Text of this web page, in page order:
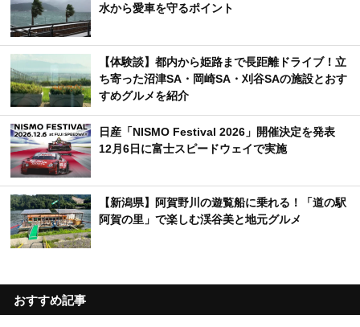
水から愛車を守るポイント
【体験談】都内から姫路まで長距離ドライブ！立
ち寄った沼津SA・岡崎SA・刈谷SAの施設とおす
すめグルメを紹介
日産「NISMO Festival 2026」開催決定を発表
12月6日に富士スピードウェイで実施
【新潟県】阿賀野川の遊覧船に乗れる！「道の駅
阿賀の里」で楽しむ渓谷美と地元グルメ
おすすめ記事